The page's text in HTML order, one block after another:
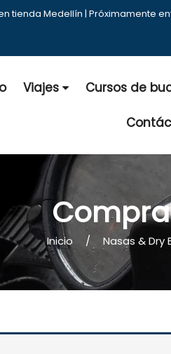
tienda Medellín | Próximamente
Viajes Cursos de
Inicio Nasas & Dry